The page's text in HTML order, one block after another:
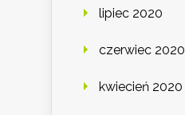
lipiec 2020
czerwiec 2020
kwiecień 2020